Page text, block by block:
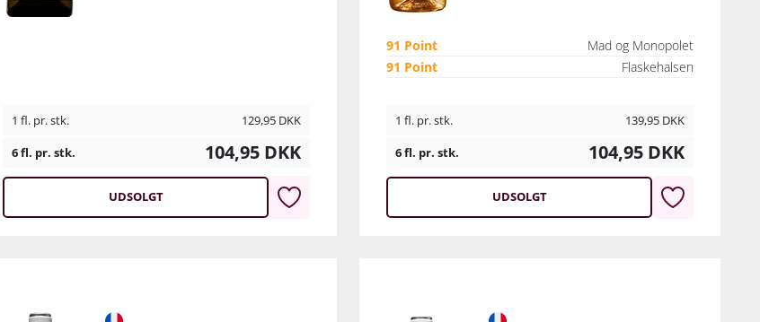
1 fl. pr. stk. 129,95 DKK
6 fl. pr. stk.
104,95 DKK
UDSOLGT
91 Point
Mad og Monopolet
91 Point
Flaskehalsen
1 fl. pr. stk. 139,95 DKK
6 fl. pr. stk.
104,95 DKK
UDSOLGT